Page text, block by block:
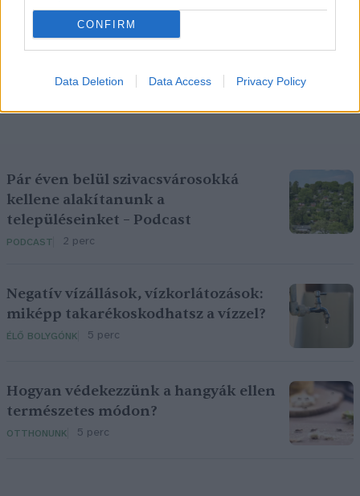
CONFIRM
Data Deletion Data Access Privacy Policy
Pár éven belül szivacsvárosokká
kellene alakítanunk a
településeinket – Podcast
PODCAST 2 perc
Negatív vízállások, vízkorlátozások:
miképp takarékoskodhatsz a vízzel?
ÉLŐ BOLYGÓNK 5 perc
Hogyan védekezzünk a hangyák ellen
természetes módon?
OTTHONUNK 5 perc